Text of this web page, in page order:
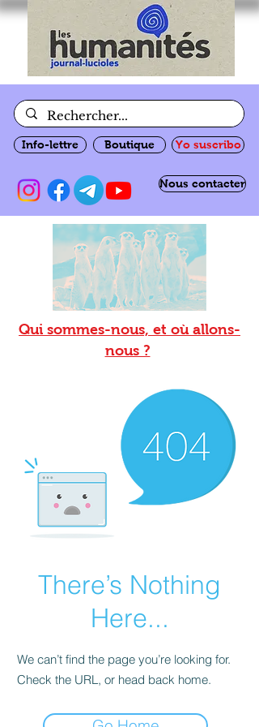
Info-lettre Boutique Yo suscribo
Nous contacter
Qui sommes-nous, et où allons-
nous ?
There’s Nothing
Here...
We can’t find the page you’re looking for.
Check the URL, or head back home.